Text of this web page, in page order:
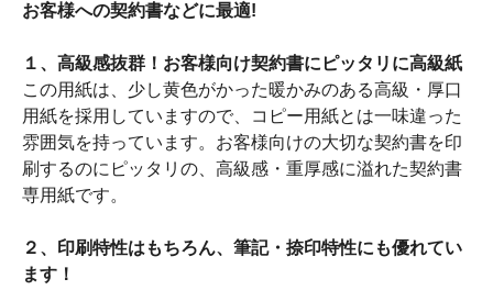
お客様への契約書などに最適!
１、高級感抜群！お客様向け契約書にピッタリに高級紙
この用紙は、少し黄色がかった暖かみのある高級・厚口
用紙を採用していますので、コピー用紙とは一味違った
雰囲気を持っています。お客様向けの大切な契約書を印
刷するのにピッタリの、高級感・重厚感に溢れた契約書
専用紙です。
２、印刷特性はもちろん、筆記・捺印特性にも優れてい
ます！